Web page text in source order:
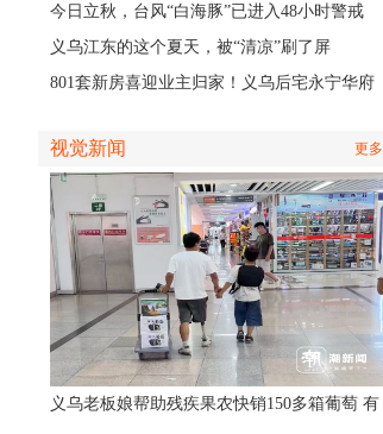
义商与一座城的双向奔赴
今日立秋，台风“白海豚”已进入48小时警戒
线，义乌风雨时间、雨量公布
义乌江东的这个夏天，被“清凉”刷了屏
801套新房喜迎业主归家！义乌后宅永宁华府
视觉新闻 更多
义乌老板娘帮助残疾果农快销150多箱葡萄 有